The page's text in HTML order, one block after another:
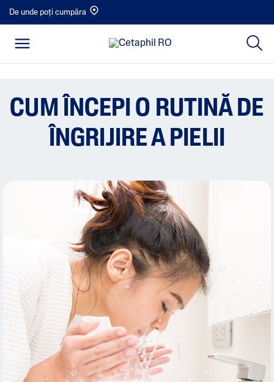
De unde poți cumpăra
CUM ÎNCEPI O RUTINĂ DE
ÎNGRIJIRE A PIELII